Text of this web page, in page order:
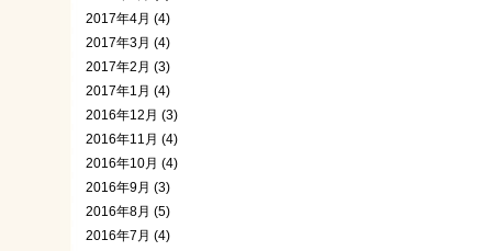
2017年4月 (4)
2017年3月 (4)
2017年2月 (3)
2017年1月 (4)
2016年12月 (3)
2016年11月 (4)
2016年10月 (4)
2016年9月 (3)
2016年8月 (5)
2016年7月 (4)